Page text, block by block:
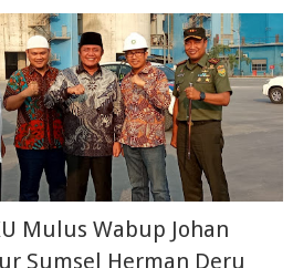
Mulus Wabup Johan
Sumsel Herman Deru